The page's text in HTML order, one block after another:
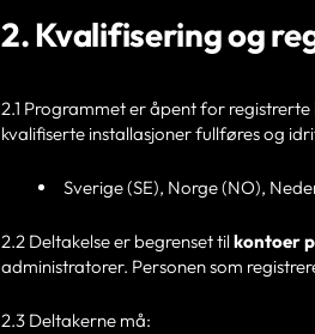
2. Kvalifisering og
2.1 Programmet er åpent for
kvalifiserte installasjoner fullføres og
Sverige (SE), Norge (NO),
2.2 Deltakelse er begrenset tilkontoer
administratorer. Personen som
2.3 Deltakerne må: